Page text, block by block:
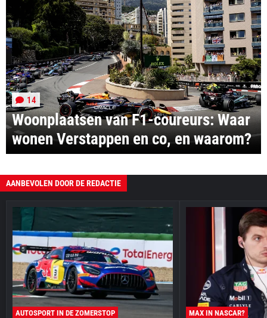
Woonplaatsen van F1-coureurs: Waar
wonen Verstappen en co, en waarom?
14
AANBEVOLEN DOOR DE REDACTIE
AUTOSPORT IN DE ZOMERSTOP MAX IN NASCAR?